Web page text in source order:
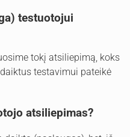
testuotojui
tokį atsiliepimą, koks
testavimui pateikė
atsiliepimas?